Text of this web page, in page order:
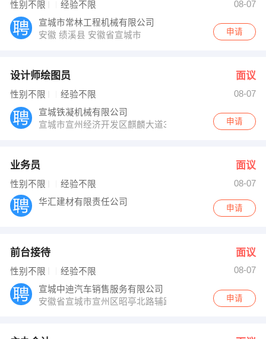
性别不限 经验不限
08-07
宣城市常林工程机械有限公司
安徽 绩溪县 安徽省宣城市
申请
设计师绘图员 面议
性别不限 经验不限
08-07
宣城铁凝机械有限公司
宣城市宣州经济开发区麒麟大道39号
申请
业务员 面议
性别不限 经验不限
08-07
华汇建材有限责任公司
申请
前台接待 面议
性别不限 经验不限
08-07
宣城中迪汽车销售服务有限公司
安徽省宣城市宣州区昭亭北路辅路
申请